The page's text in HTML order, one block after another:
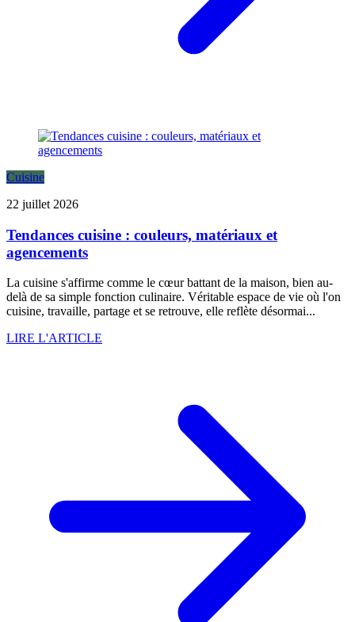
Cuisine
22 juillet 2026
Tendances cuisine : couleurs, matériaux et
agencements
La cuisine s'affirme comme le cœur battant de la maison, bien au-
delà de sa simple fonction culinaire. Véritable espace de vie où l'on
cuisine, travaille, partage et se retrouve, elle reflète désormai...
LIRE L'ARTICLE